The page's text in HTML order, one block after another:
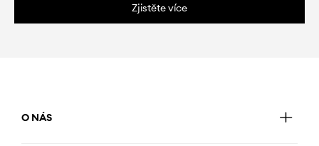
Zjistěte více
O NÁS